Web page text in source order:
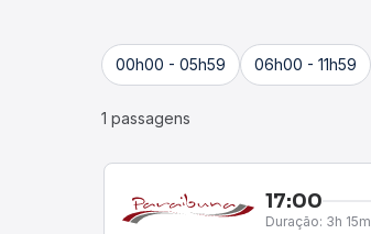
00h00 - 05h59 06h00 - 11h59
1 passagens
17:00
Duração: 3h 15m